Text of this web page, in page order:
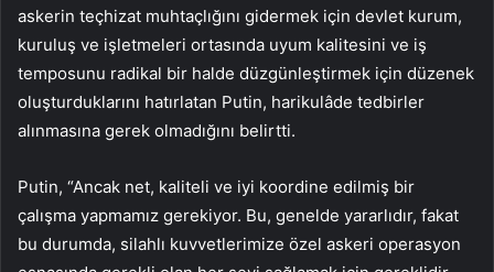
askerin teçhizat muhtaçlığını gidermek için devlet kurum,
kuruluş ve işletmeleri ortasında uyum kalitesini ve iş
temposunu radikal bir halde düzgünleştirmek için düzenek
oluşturduklarını hatırlatan Putin, harikulâde tedbirler
alınmasına gerek olmadığını belirtti.
Putin, “Ancak net, kaliteli ve iyi koordine edilmiş bir
çalışma yapmamız gerekiyor. Bu, genelde yararlıdır, fakat
bu durumda, silahlı kuvvetlerimize özel askeri operasyon